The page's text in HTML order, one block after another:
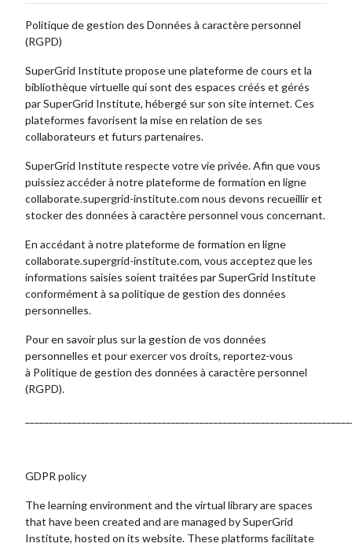
Politique de gestion des Données à caractère personnel
(RGPD)
SuperGrid Institute propose une plateforme de cours et la
bibliothèque virtuelle qui sont des espaces créés et gérés
par SuperGrid Institute, hébergé sur son site internet. Ces
plateformes favorisent la mise en relation de ses
collaborateurs et futurs partenaires.
SuperGrid Institute respecte votre vie privée. Afin que vous
puissiez accéder à notre plateforme de formation en ligne
collaborate.supergrid-institute.com nous devons recueillir et
stocker des données à caractère personnel vous concernant.
En accédant à notre plateforme de formation en ligne
collaborate.supergrid-institute.com, vous acceptez que les
informations saisies soient traitées par SuperGrid Institute
conformément à sa politique de gestion des données
personnelles.
Pour en savoir plus sur la gestion de vos données
personnelles et pour exercer vos droits, reportez-vous
à Politique de gestion des données à caractère personnel
(RGPD).
GDPR policy
The learning environment and the virtual library are spaces
that have been created and are managed by SuperGrid
Institute, hosted on its website. These platforms facilitate